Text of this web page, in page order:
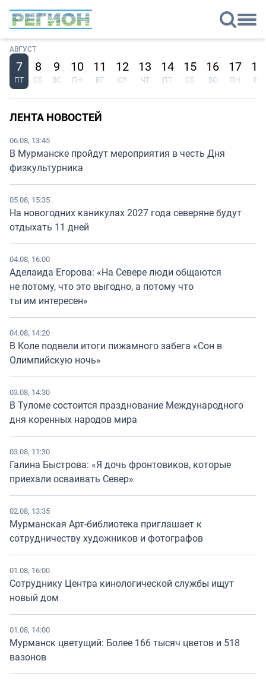
АВГУСТ
7
ПТ
8
СБ
9
ВС
10
ПН
11
ВТ
12
СР
13
ЧТ
14
ПТ
15
СБ
16
ВС
17
ПН
18
ВТ
ЛЕНТА НОВОСТЕЙ
06.08, 13:45
В Мурманске пройдут мероприятия в честь Дня
физкультурника
05.08, 15:35
На новогодних каникулах 2027 года северяне будут
отдыхать 11 дней
04.08, 16:00
Аделаида Егорова: «На Севере люди общаются
не потому, что это выгодно, а потому что
ты им интересен»
04.08, 14:20
В Коле подвели итоги пижамного забега «Сон в
Олимпийскую ночь»
03.08, 14:30
В Туломе состоится празднование Международного
дня коренных народов мира
03.08, 11:30
Галина Быстрова: «Я дочь фронтовиков, которые
приехали осваивать Север»
02.08, 13:35
Мурманская Арт-библиотека приглашает к
сотрудничеству художников и фотографов
01.08, 16:00
Сотруднику Центра кинологической службы ищут
новый дом
01.08, 14:00
Мурманск цветущий: Более 166 тысяч цветов и 518
вазонов